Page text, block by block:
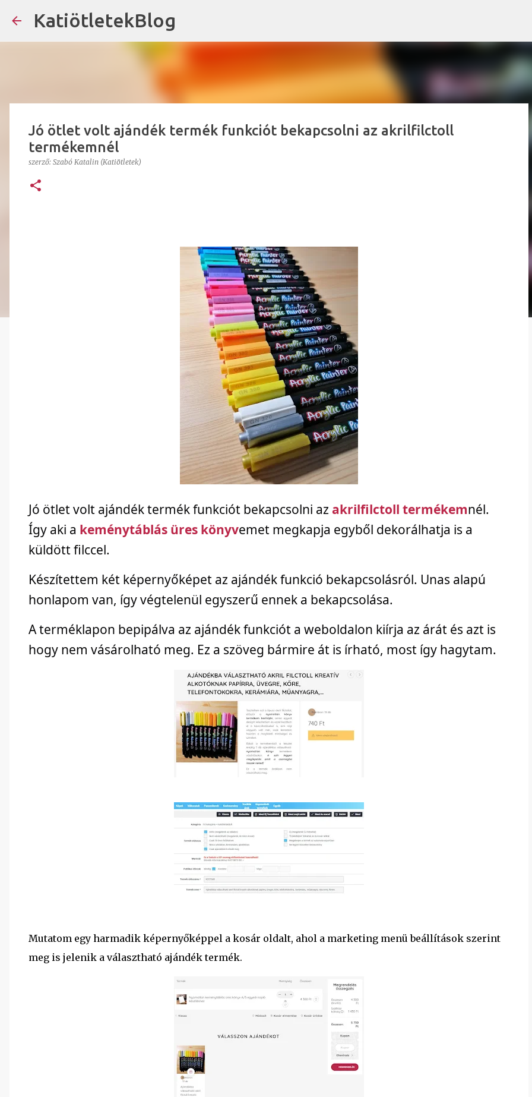
KatiötletekBlog
Jó ötlet volt ajándék termék funkciót bekapcsolni az akrilfilctoll
termékemnél
szerző: Szabó Katalin (Katiötletek)
Jó ötlet volt ajándék termék funkciót bekapcsolni az akrilfilctoll termékemnél.
Így aki a keménytáblás üres könyvemet megkapja egyből dekorálhatja is a
küldött filccel.
Készítettem két képernyőképet az ajándék funkció bekapcsolásról. Unas alapú
honlapom van, így végtelenül egyszerű ennek a bekapcsolása.
A terméklapon bepipálva az ajándék funkciót a weboldalon kiírja az árát és azt is
hogy nem vásárolható meg. Ez a szöveg bármire át is írható, most így hagytam.
Mutatom egy harmadik képernyőképpel a kosár oldalt, ahol a marketing menü beállítások szerint
meg is jelenik a választható ajándék termék.